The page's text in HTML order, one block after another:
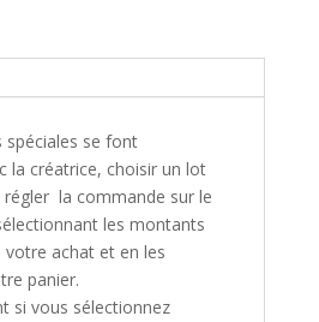
spéciales se font
la créatrice, choisir un lot
la commande sur le
les montants
achat et en les
panier.
si vous sélectionnez